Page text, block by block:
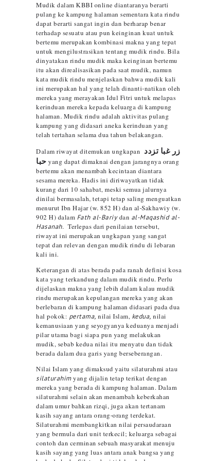
Mudik dalam KBBI online diantaranya berarti
pulang ke kampung halaman sementara kata rindu
dapat berarti sangat ingin dan berharap benar
terhadap sesuatu atau pun keinginan kuat untuk
bertemu merupakan kombinasi makna yang tepat
untuk mengilustrasikan tentang mudik rindu. Bila
dinyatakan rindu mudik maka keinginan bertemu
itu akan direalisasikan pada saat mudik, namun
kata mudik rindu menjelaskan bahwa mudik kali
ini merupakan hal yang telah dinanti-natikan oleh
mereka yang merayakan Idul Fitri untuk melapas
kerinduan mereka kepada keluarga di kampung
halaman. Mudik rindu adalah aktivitas pulang
kampung yang didasari aneka kerinduan yang
telah tertahan selama dua tahun belakangan.
Dalam riwayat ditemukan ungkapan زر غبا تزدد
حبا yang dapat dimaknai dengan jarangnya orang
bertemu akan menambah kecintaan diantara
sesama mereka. Hadis ini diriwayatkan tidak
kurang dari 10 sahabat, meski semua jalurnya
dinilai bermasalah, tetapi tetap saling menguatkan
menurut Ibn Hajar (w. 852 H) dan al-Sakhawiy (w.
902 H) dalam Fath al-Bariydan al-Maqashid al-
Hasanah. Terlepas dari penilaian tersebut,
riwayat ini merupakan ungkapan yang sangat
tepat dan relevan dengan mudik rindu di lebaran
kali ini.
Keterangan di atas berada pada ranah definisi kosa
kata yang terkandung dalam mudik rindu. Perlu
dijelaskan makna yang lebih dalam kalau mudik
rindu merupakan kepulangan mereka yang akan
berlebaran di kampung halaman didasari pada dua
hal pokok: pertama, nilai Islam, kedua, nilai
kemanusiaan yang seyogyanya keduanya menjadi
pilar utama bagi siapa pun yang melakukan
mudik, sebab kedua nilai itu menyatu dan tidak
berada dalam dua garis yang berseberangan.
Nilai Islam yang dimaksud yaitu silaturahmi atau
silaturahim yang dijalin tetap terikat dengan
mereka yang berada di kampung halaman. Dalam
silaturahmi selain akan menambah keberkahan
dalam umur bahkan rizqi, juga akan tertanam
kasih sayang antara orang-orang terdekat.
Silaturahmi membangkitkan nilai persaudaraan
yang bermula dari unit terkecil; keluarga sebagai
contoh dan cerminan sebuah masyarakat menuju
kasih sayang yang luas antara anak bangsa yang